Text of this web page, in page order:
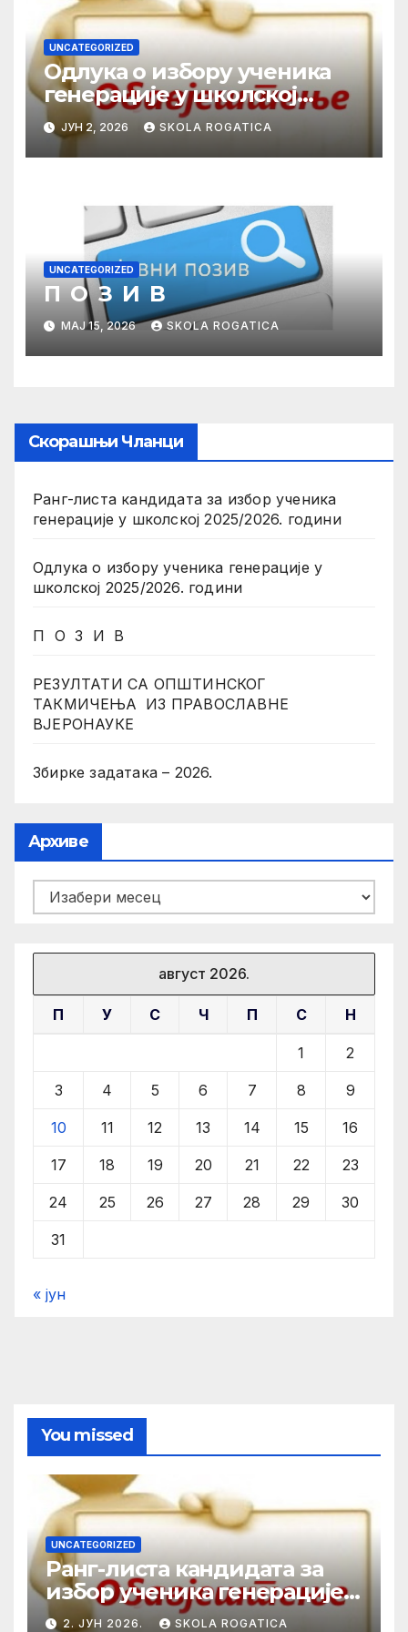
UNCATEGORIZED
Одлука о избору ученика
генерације у школској
2025/2026. години
ЈУН 2, 2026 SKOLA ROGATICA
UNCATEGORIZED
П О З И В
МАЈ 15, 2026 SKOLA ROGATICA
Скорашњи Чланци
Ранг-листа кандидата за избор ученика
генерације у школској 2025/2026. години
Одлука о избору ученика генерације у
школској 2025/2026. години
П О З И В
РЕЗУЛТАТИ СА ОПШТИНСКОГ
ТАКМИЧЕЊА ИЗ ПРАВОСЛАВНЕ
ВЈЕРОНАУКЕ
Збирке задатака – 2026.
Архиве
Архиве
август 2026.
П У С Ч П С Н
1 2
3 4 5 6 7 8 9
10 11 12 13 14 15 16
17 18 19 20 21 22 23
24 25 26 27 28 29 30
31
« јун
You missed
UNCATEGORIZED
Ранг-листа кандидата за
избор ученика генерације у
школској 2025/2026. години
2. ЈУН 2026. SKOLA ROGATICA